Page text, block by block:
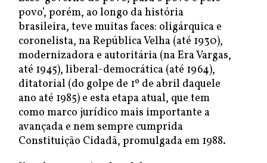
povo’, porém, ao longo da história
brasileira, teve muitas faces: oligárquica e
coronelista, na República Velha (até 1930),
modernizadora e autoritária (na Era Vargas,
até 1945), liberal-democrática (até 1964),
ditatorial (do golpe de 1º de abril daquele
ano até 1985) e esta etapa atual, que tem
como marco jurídico mais importante a
avançada e nem sempre cumprida
Constituição Cidadã, promulgada em 1988.